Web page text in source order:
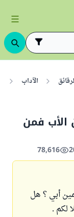
الآداب
الأب فمن
78,616
أبي ؟ هل
لكم .